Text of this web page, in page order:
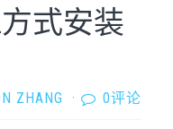
式安装
ZHANG · 0评论